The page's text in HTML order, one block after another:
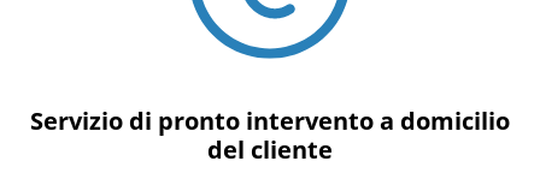
Servizio di pronto intervento a domicilio
del cliente